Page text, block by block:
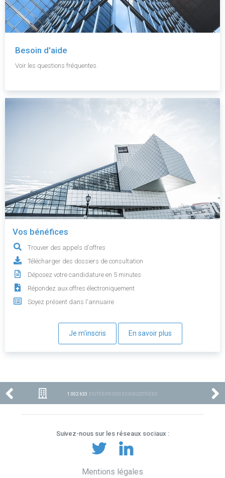
Besoin d'aide
Voir les questions fréquentes.
Vos bénéfices
Trouver des appels d'offres
Télécharger des dossiers de consultation
Déposez votre candidature en 5 minutes
Répondez aux offres électroniquement
Soyez présent dans l'annuaire
Je m'inscris En savoir plus
1 002 633 ENTREPRISES ENREGISTRÉES
Suivez-nous sur les réseaux sociaux :
Mentions légales